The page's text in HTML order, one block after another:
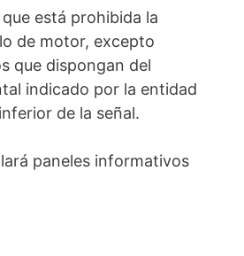
está prohibida la
de motor, excepto
que dispongan del
indicado por la entidad
de la señal.
paneles informativos